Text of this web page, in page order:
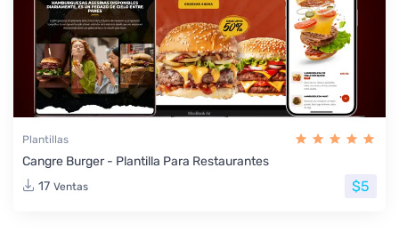
Plantillas
Cangre Burger - Plantilla Para Restaurantes
17 Ventas $5